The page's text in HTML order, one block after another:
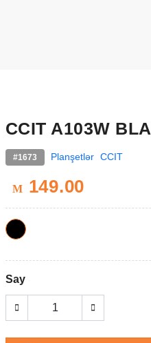
CCIT A103W
#1673 Planşetlər CCIT
M 149.00
Say